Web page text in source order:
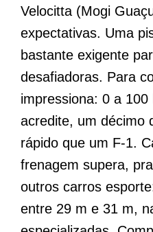
Velocitta (Mogi
expectativas. Uma
bastante exigente
desafiadoras. Para
impressiona: 0 a
acredite, um décimo
rápido que um F-1.
frenagem supera,
outros carros
entre 29 m e 31 m,